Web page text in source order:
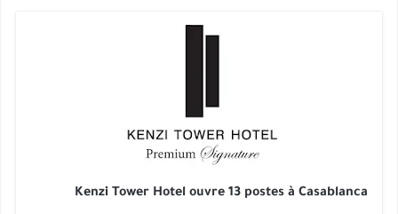
Kenzi Tower Hotel ouvre 13 postes à Casablanca